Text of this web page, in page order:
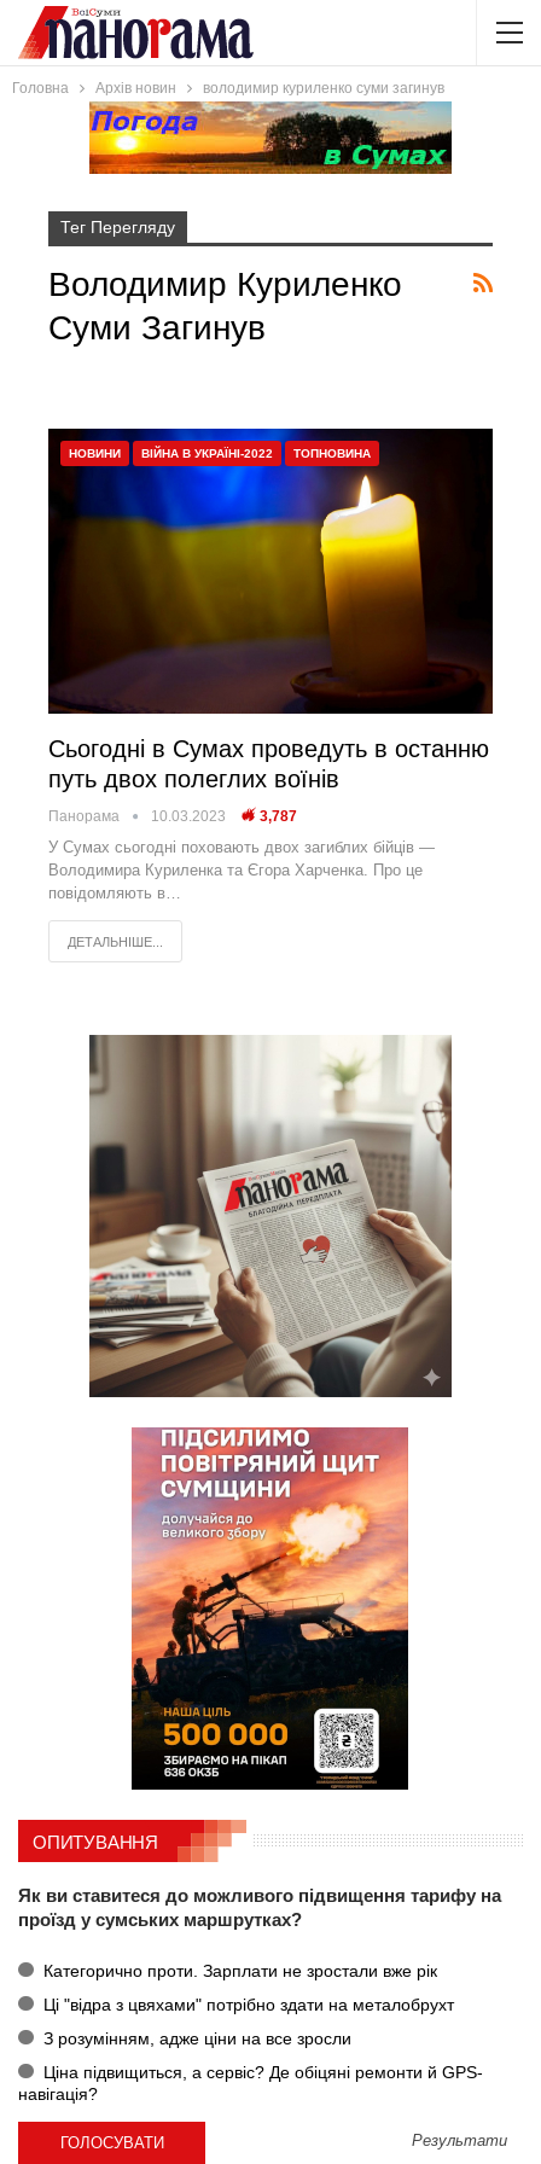
Головна Архів новин володимир куриленко суми загинув
Тег Перегляду
Володимир Куриленко
Суми Загинув
НОВИНИ ВІЙНА В УКРАЇНІ-2022 ТОПНОВИНА
Сьогодні в Сумах проведуть в останню
путь двох полеглих воїнів
Панорама 10.03.2023 3,787
У Сумах сьогодні поховають двох загиблих бійців —
Володимира Куриленка та Єгора Харченка. Про це
повідомляють в…
ДЕТАЛЬНІШЕ...
ОПИТУВАННЯ
Як ви ставитеся до можливого підвищення тарифу на
проїзд у сумських маршрутках?
Категорично проти. Зарплати не зростали вже рік
Ці "відра з цвяхами" потрібно здати на металобрухт
З розумінням, адже ціни на все зросли
Ціна підвищиться, а сервіс? Де обіцяні ремонти й GPS-
навігація?
Результати